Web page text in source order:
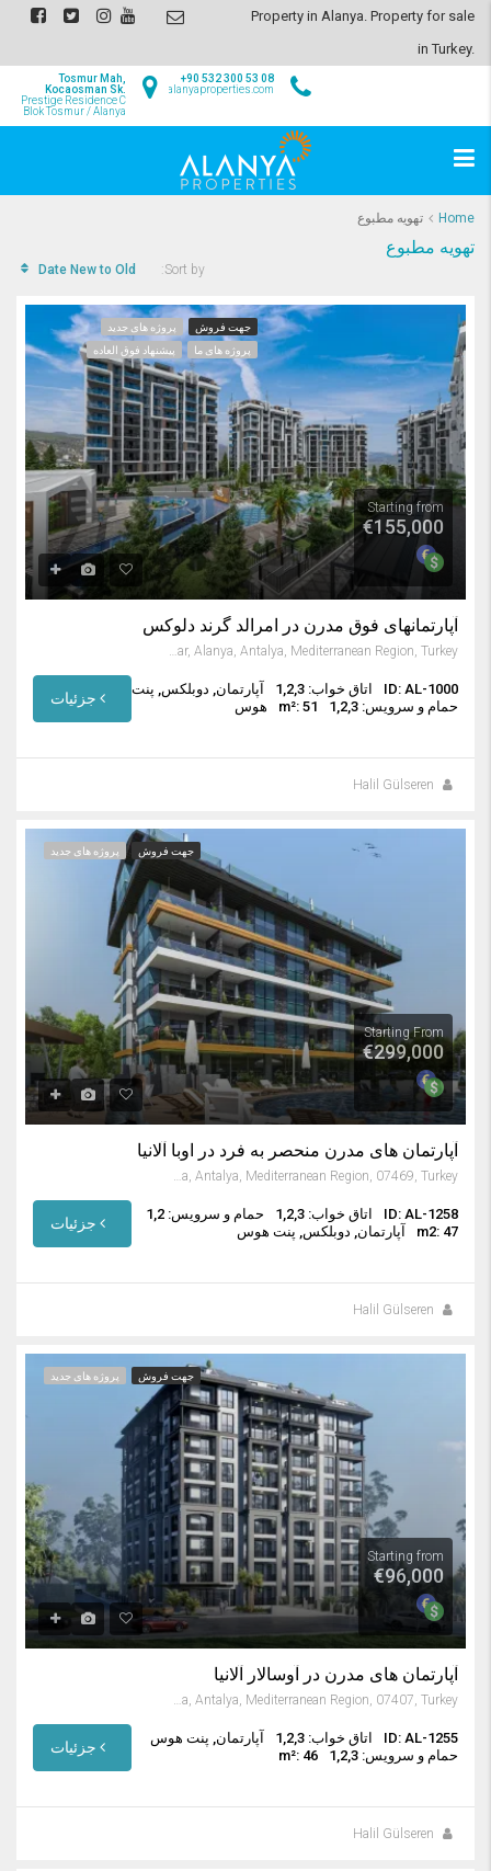
Property in Alanya. Property for sale
in Turkey.
Tosmur Mah,
Kocaosman Sk.
Prestige Residence C
Blok Tosmur / Alanya
+90 532 300 53 08
info@alanyaproperties.com
Home تهویه مطبوع
تهویه مطبوع
Sort by:
Date New to Old
جهت فروش
پروژه های جدید
پروژه های ما
پیشنهاد فوق العاده
Starting from
€155,000
آپارتمانهای فوق مدرن در امرالد گرند دلوکس
Avsallar, Alanya, Antalya, Mediterranean Region, Turkey
ID: AL-1000
اتاق خواب: 1,2,3
حمام و سرویس: 1,2,3
m²: 51
آپارتمان, دوبلکس, پنت
هوس
Halil Gülseren
جهت فروش پروژه های جدید
Starting From
€299,000
آپارتمان های مدرن منحصر به فرد در اوبا آلانیا
ID: AL-1258 اتاق خواب: 1,2,3
حمام و سرویس: 1,2
m2: 47
آپارتمان, دوبلکس, پنت هوس
Halil Gülseren
جهت فروش پروژه های جدید
Starting from
€96,000
آپارتمان های مدرن در آوسالار آلانیا
Avsallar, Alanya, Antalya, Mediterranean Region, 07407, Turkey
ID: AL-1255
اتاق خواب: 1,2,3
حمام و سرویس: 1,2,3
m²: 46
آپارتمان, پنت هوس
Halil Gülseren